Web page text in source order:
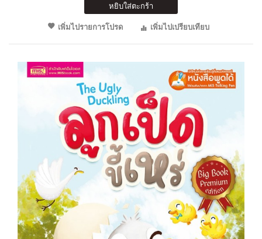
หยิบใส่ตะกร้า
เพิ่มไปรายการโปรด
เพิ่มไปเปรียบเทียบ